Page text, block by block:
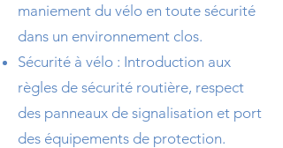
maniement du vélo en toute sécurité
dans un environnement clos.
Sécurité à vélo : Introduction aux
règles de sécurité routière, respect
des panneaux de signalisation et port
des équipements de protection.